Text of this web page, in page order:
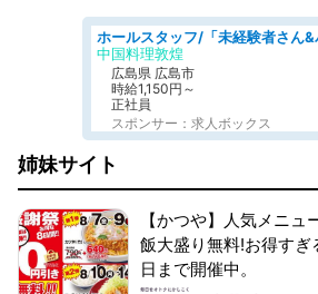
中国料理敦煌
広島県 広島市
時給1,150円～
正社員
スポンサー：求人ボックス
姉妹サイト
【かつや】人気メニ
飯大盛り無料!お得す
日まで開催中。